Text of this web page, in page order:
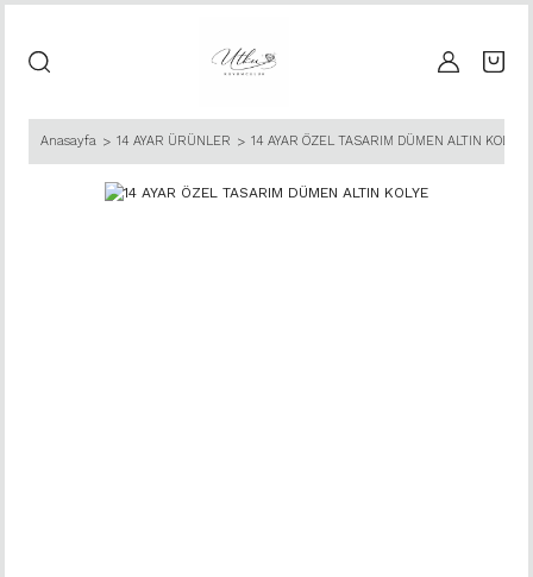
Anasayfa 14 AYAR ÜRÜNLER 14 AYAR ÖZEL TASARIM DÜMEN ALTIN KOLYE